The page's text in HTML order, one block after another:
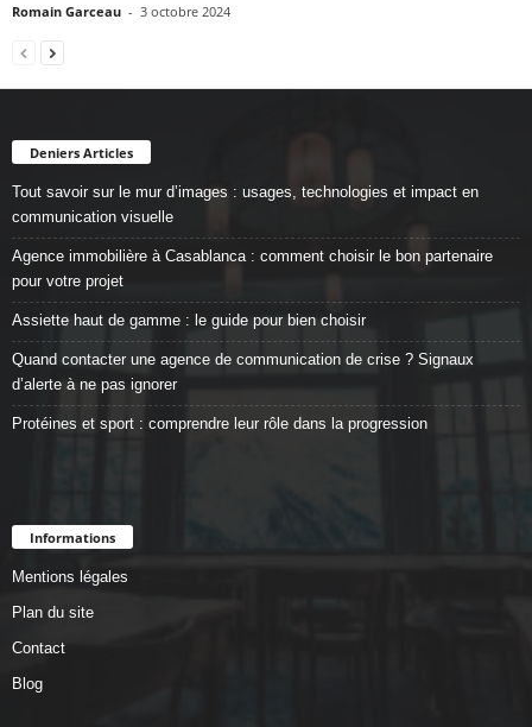
Romain Garceau - 3 octobre 2024
Deniers Articles
Tout savoir sur le mur d’images : usages, technologies et impact en
communication visuelle
Agence immobilière à Casablanca : comment choisir le bon partenaire
pour votre projet
Assiette haut de gamme : le guide pour bien choisir
Quand contacter une agence de communication de crise ? Signaux
d’alerte à ne pas ignorer
Protéines et sport : comprendre leur rôle dans la progression
Informations
Mentions légales
Plan du site
Contact
Blog